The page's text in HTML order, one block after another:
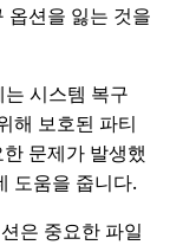
옵션을 잃는 것을
시스템 복구
해 보호된 파티
문제가 발생했
도움을 줍니다.
은 중요한 파일